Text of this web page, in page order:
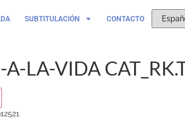
SUBTITULACIÓN CONTACTO
LA-VIDA